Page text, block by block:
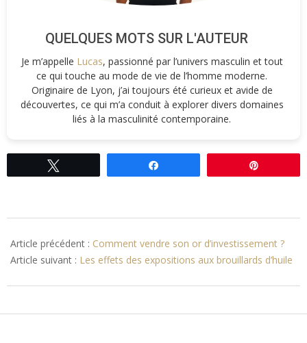
QUELQUES MOTS SUR L'AUTEUR
Je m’appelle Lucas, passionné par l’univers masculin et tout
ce qui touche au mode de vie de l’homme moderne.
Originaire de Lyon, j’ai toujours été curieux et avide de
découvertes, ce qui m’a conduit à explorer divers domaines
liés à la masculinité contemporaine.
08-
24
Article précédent : Comment vendre son or d’investissement ?
Article suivant : Les effets des expositions aux brouillards d’huile